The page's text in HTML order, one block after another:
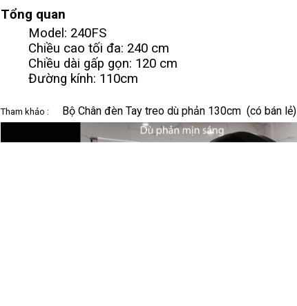
Tổng quan
Model: 240FS
Chiều cao tối đa: 240 cm
Chiều dài gấp gọn: 120 cm
Đường kính: 110cm
Tham khảo : Bộ Chân đèn Tay treo dù phản 130cm (có bán lẻ)